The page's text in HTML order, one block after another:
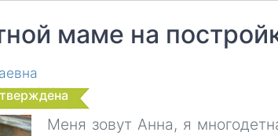
маме на
Меня зовут Анна, я